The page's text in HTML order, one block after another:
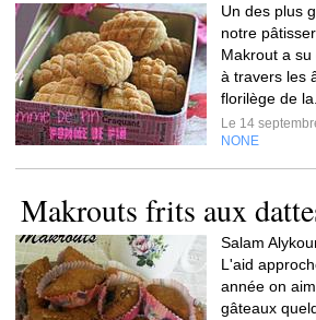
Un des plus
notre
Makrout a
à travers les
florilège de
Le 14
NONE
Makrouts frits aux
Salam
L'aid
année on
gâteaux